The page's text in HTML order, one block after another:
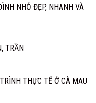
NHỎ ĐẸP, NHANH VÀ
TRẦN
THỰC TẾ Ở CÀ MAU